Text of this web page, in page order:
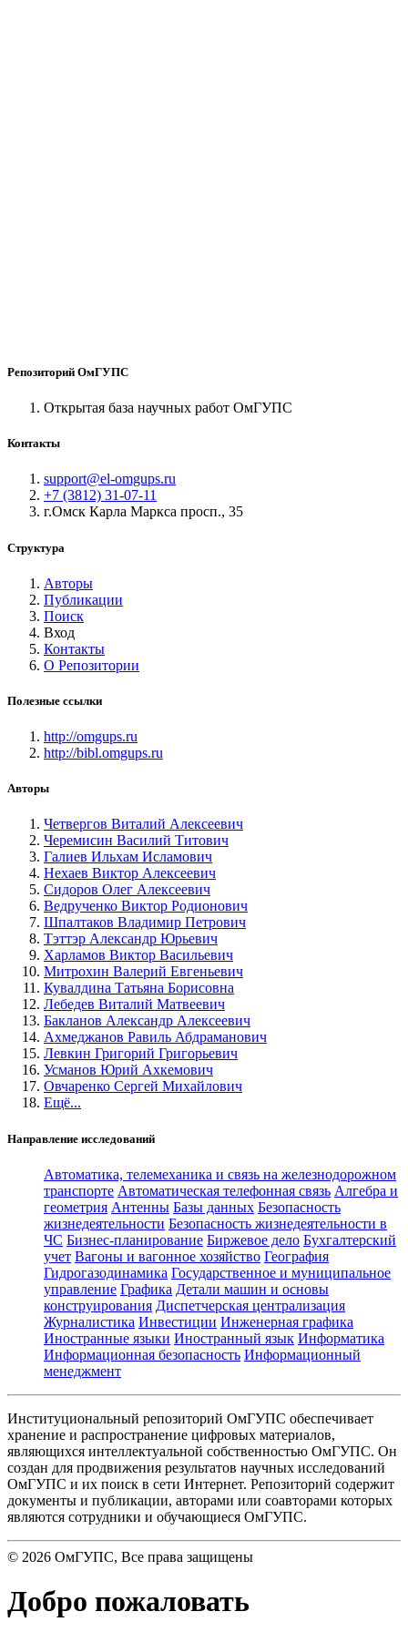
Репозиторий ОмГУПС
Открытая база научных работ ОмГУПС
Контакты
support@el-omgups.ru
+7 (3812) 31-07-11
г.Омск Карла Маркса просп., 35
Структура
Авторы
Публикации
Поиск
Вход
Контакты
О Репозитории
Полезные ссылки
http://omgups.ru
http://bibl.omgups.ru
Авторы
Четвергов Виталий Алексеевич
Черемисин Василий Титович
Галиев Ильхам Исламович
Нехаев Виктор Алексеевич
Сидоров Олег Алексеевич
Ведрученко Виктор Родионович
Шпалтаков Владимир Петрович
Тэттэр Александр Юрьевич
Харламов Виктор Васильевич
Митрохин Валерий Евгеньевич
Кувалдина Татьяна Борисовна
Лебедев Виталий Матвеевич
Бакланов Александр Алексеевич
Ахмеджанов Равиль Абдраманович
Левкин Григорий Григорьевич
Усманов Юрий Ахкемович
Овчаренко Сергей Михайлович
Ещё...
Направление исследований
Автоматика, телемеханика и связь на железнодорожном
транспорте Автоматическая телефонная связь Алгебра и
геометрия Антенны Базы данных Безопасность
жизнедеятельности Безопасность жизнедеятельности в
ЧС Бизнес-планирование Биржевое дело Бухгалтерский
учет Вагоны и вагонное хозяйство География
Гидрогазодинамика Государственное и муниципальное
управление Графика Детали машин и основы
конструирования Диспетчерская централизация
Журналистика Инвестиции Инженерная графика
Иностранные языки Иностранный язык Информатика
Информационная безопасность Информационный
менеджмент
Институциональный репозиторий ОмГУПС обеспечивает
хранение и распространение цифровых материалов,
являющихся интеллектуальной собственностью ОмГУПС. Он
создан для продвижения результатов научных исследований
ОмГУПС и их поиск в сети Интернет. Репозиторий содержит
документы и публикации, авторами или соавторами которых
являются сотрудники и обучающиеся ОмГУПС.
© 2026 ОмГУПС, Все права защищены
Добро пожаловать